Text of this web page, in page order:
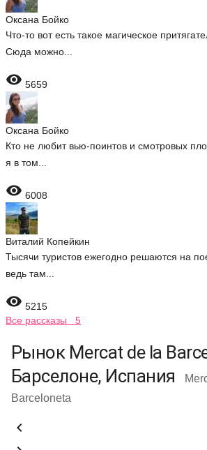
Оксана Бойко
Что-то вот есть такое магическое
Сюда можно...
 5659
Оксана Бойко
Кто не любит вью-поинтов и смотровых
я в том...
 6008
Виталий Копейкин
Тысячи туристов ежегодно решаются на
ведь там...
 5215
Все рассказы 5
Рынок Mercat de la
Барселоне, Испания
Barceloneta
